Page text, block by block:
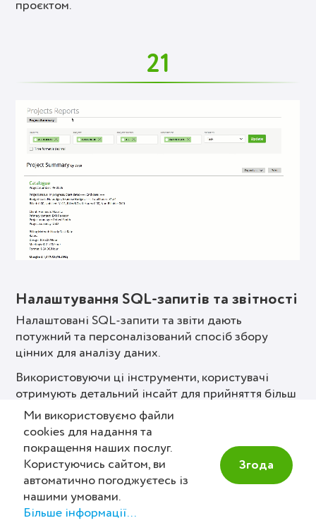
проєктом.
21
Налаштування SQL-запитів та звітності
Налаштовані SQL-запити та звіти дають
потужний та персоналізований спосіб збору
цінних для аналізу даних.
Використовуючи ці інструменти, користувачі
отримують детальний інсайт для прийняття більш
виважених рішень.
zistemo
Контакти
For Business
Ми використовуємо файли
cookies для надання та
покращення наших послуг.
Користуючись сайтом, ви
автоматично погоджуєтесь із
нашими умовами.
Більше інформації...
Згода